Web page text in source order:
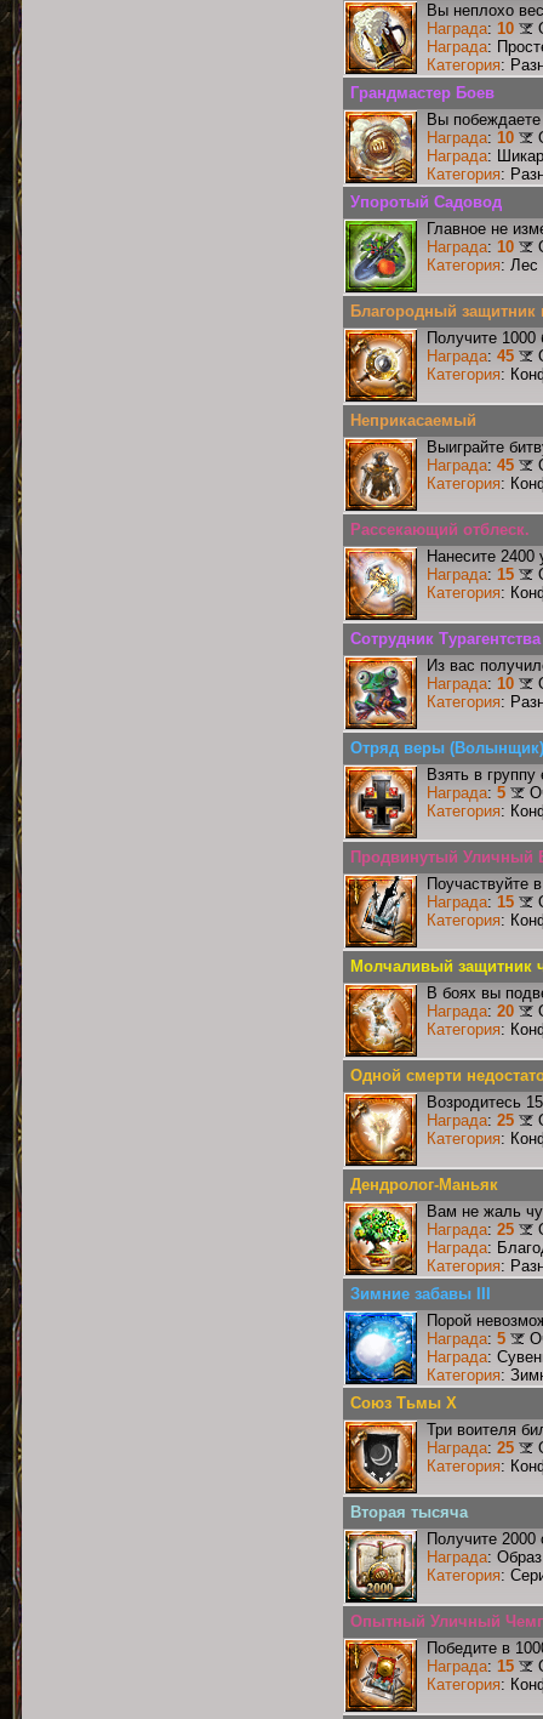
Вы неплохо
Награда: 10
Награда:
Категория:
Грандмастер Боев
Вы
Награда: 10
Награда:
Категория:
Упоротый Садовод
Главное не
Награда: 10
Категория: Лес
Благородный защитник
Получите 1000
Награда: 45
Категория:
Неприкасаемый
Выиграйте
Награда: 45
Категория:
Рассекающий отблеск.
Нанесите 2400
Награда: 15
Категория:
Сотрудник Турагентства
Из вас
Награда: 10
Категория:
Отряд веры (Волынщик)
Взять в
Награда: 5
Категория:
Продвинутый Уличный
Поучаствуйте
Награда: 15
Категория:
Молчаливый защитник
В боях вы
Награда: 20
Категория:
Одной смерти
Возродитесь
Награда: 25
Категория:
Дендролог-Маньяк
Вам не жаль
Награда: 25
Награда:
Категория:
Зимние забавы III
Порой
Награда: 5
Награда:
Категория:
Союз Тьмы X
Три воителя
Награда: 25
Категория:
Вторая тысяча
Получите 2000
Награда: Образ
Категория:
Опытный Уличный
Победите в
Награда: 15
Категория: